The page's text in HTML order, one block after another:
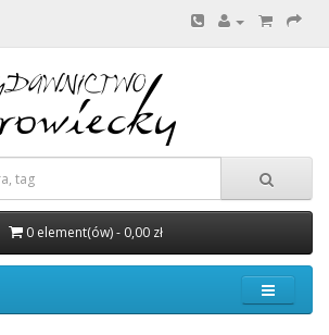
0 element(ów) - 0,00 zł